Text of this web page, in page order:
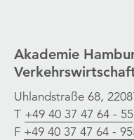
Akademie
Uhlandstraße 68,
T +49 40 37 47 64 - 55
F +49 40 37 47 64 -